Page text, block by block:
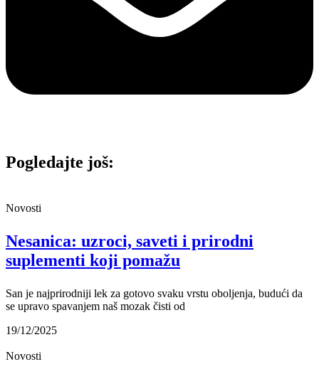
Pogledajte još:
Novosti
Nesanica: uzroci, saveti i prirodni
suplementi koji pomažu
San je najprirodniji lek za gotovo svaku vrstu oboljenja, budući da
se upravo spavanjem naš mozak čisti od
19/12/2025
Novosti